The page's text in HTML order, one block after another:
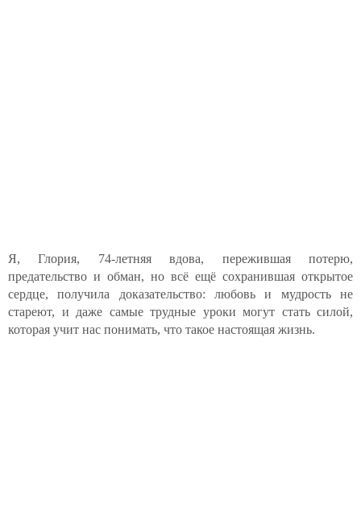
Я, Глория, 74-летняя вдова, пережившая потерю,
предательство и обман, но всё ещё сохранившая открытое
сердце, получила доказательство: любовь и мудрость не
стареют, и даже самые трудные уроки могут стать силой,
которая учит нас понимать, что такое настоящая жизнь.